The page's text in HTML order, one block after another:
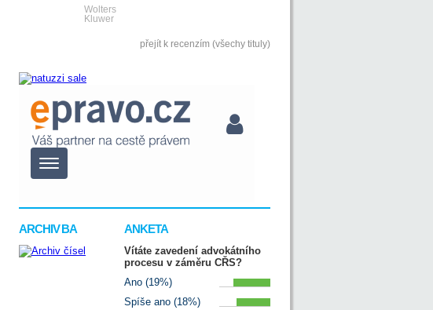
Wolters
Kluwer
přejít k recenzím (všechy tituly)
ARCHIV BA ANKETA
Vítáte zavedení advokátního
procesu v záměru CŘS?
Ano (19%)
Spíše ano (18%)